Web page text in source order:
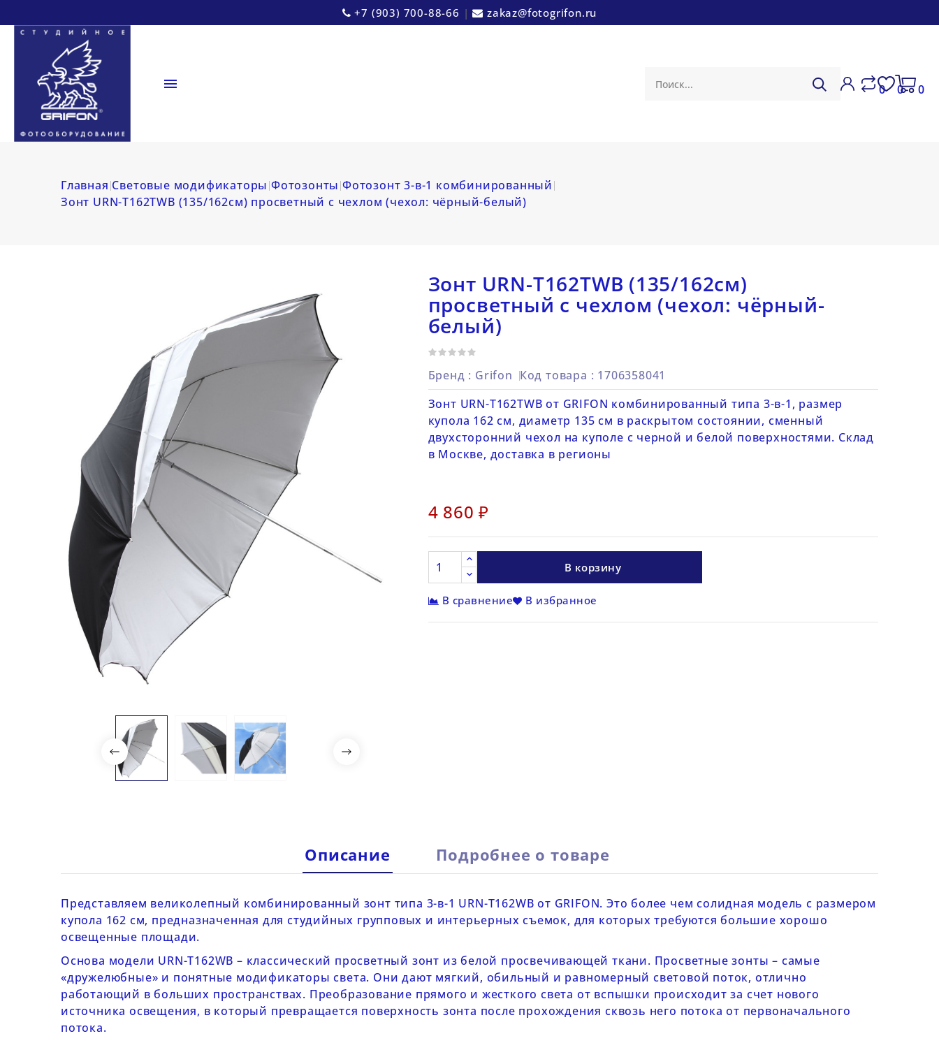
+7 (903) 700-88-66 | zakaz@fotogrifon.ru
 0 0 0
Главная Световые модификаторы Фотозонты Фотозонт 3-в-1 комбинированный
Зонт URN-T162TWB (135/162см) просветный с чехлом (чехол: чёрный-белый)
Зонт URN-T162TWB (135/162см)
просветный с чехлом (чехол: чёрный-
белый)
Бренд : Grifon Код товара : 1706358041
Зонт URN-T162TWB от GRIFON комбинированный типа 3-в-1, размер
купола 162 см, диаметр 135 см в раскрытом состоянии, сменный
двухсторонний чехол на куполе с черной и белой поверхностями. Склад
в Москве, доставка в регионы
4 860 ₽
В корзину
В сравнение В избранное
Описание Подробнее о товаре
Представляем великолепный комбинированный зонт типа 3-в-1 URN-T162WB от GRIFON.Это более чем солидная модель с размером
купола 162 см, предназначенная для студийных групповых и интерьерных съемок, для которых требуются большие хорошо
освещенные площади.
Основа модели URN-T162WB – классический просветный зонт из белой просвечивающей ткани. Просветные зонты – самые
«дружелюбные» и понятные модификаторы света. Они дают мягкий, обильный и равномерный световой поток, отлично
работающий в больших пространствах. Преобразование прямого и жесткого света от вспышки происходит за счет нового
источника освещения, в который превращается поверхность зонта после прохождения сквозь него потока от первоначального
потока.